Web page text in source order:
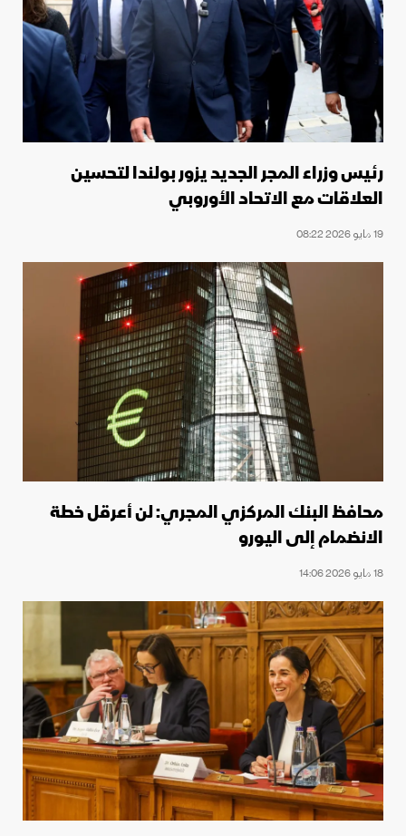
رئيس وزراء المجر الجديد يزور بولندا لتحسين
العلاقات مع الاتحاد الأوروبي
19 مايو 2026 08:22
محافظ البنك المركزي المجري: لن أعرقل خطة
الانضمام إلى اليورو
18 مايو 2026 14:06